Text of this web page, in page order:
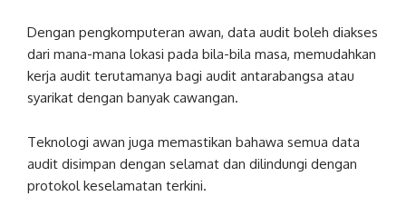
Dengan pengkomputeran awan, data audit boleh diakses
dari mana-mana lokasi pada bila-bila masa, memudahkan
kerja audit terutamanya bagi audit antarabangsa atau
syarikat dengan banyak cawangan.
Teknologi awan juga memastikan bahawa semua data
audit disimpan dengan selamat dan dilindungi dengan
protokol keselamatan terkini.